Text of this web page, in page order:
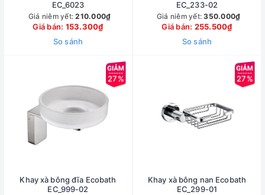
EC_6023
Giá niêm yết:210.000₫
Giá bán: 153.300₫
So sánh
EC_233-02
Giá niêm yết:350.000₫
Giá bán: 255.500₫
So sánh
27%
Khay xà bông đĩa Ecobath
EC_999-02
27%
Khay xà bông nan Ecobath
EC_299-01